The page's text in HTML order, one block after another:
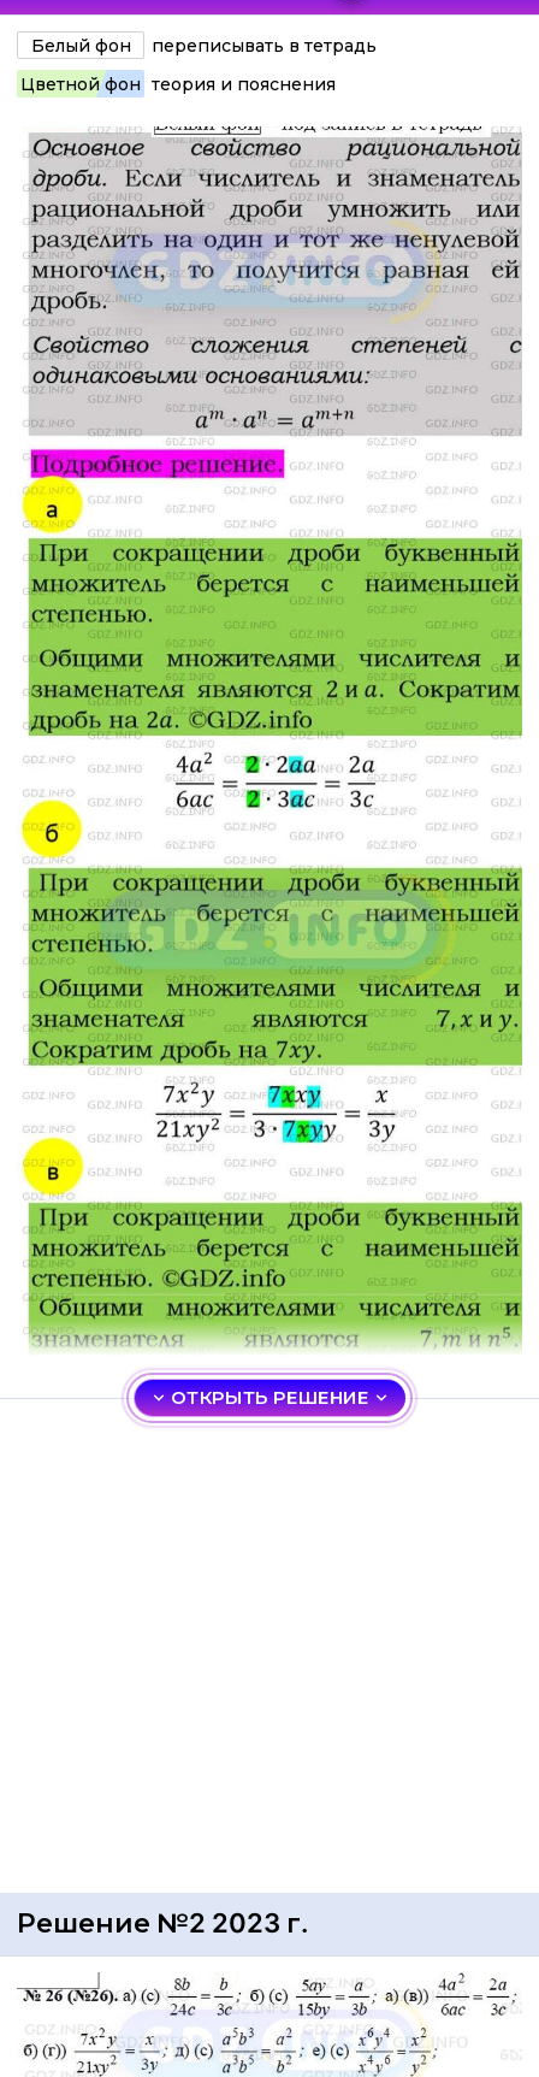
Белый фон
переписывать в тетрадь
Цветной фон теория и пояснения
ОТКРЫТЬ РЕШЕНИЕ
Решение №2 2023 г.